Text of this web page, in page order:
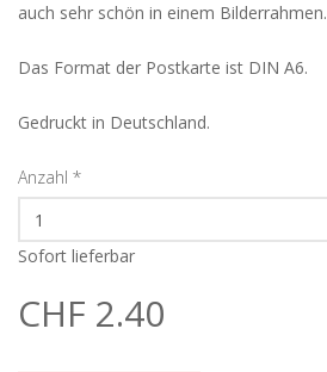
auch sehr schön in einem Bilderrahmen.
Das Format der Postkarte ist DIN A6.
Gedruckt in Deutschland.
Anzahl *
Sofort lieferbar
CHF 2.40